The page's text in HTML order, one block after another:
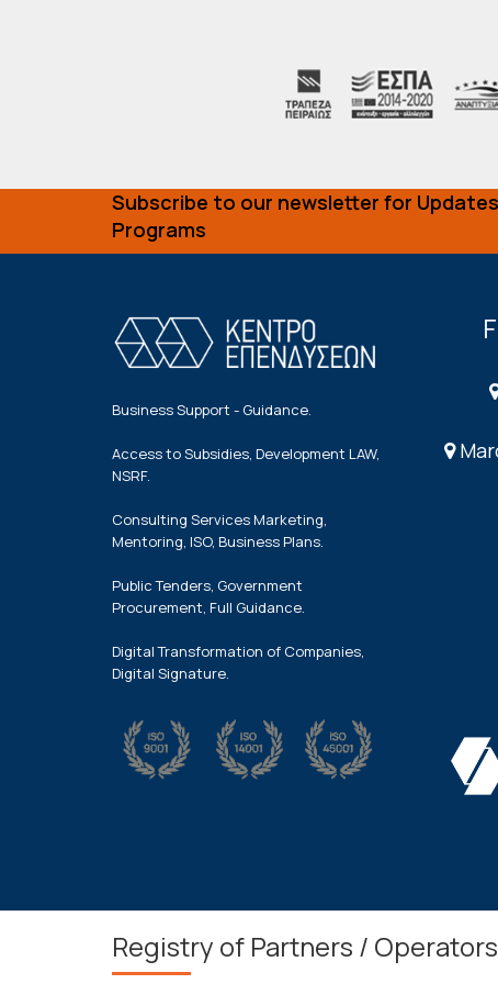
Subscribe to our newsletter for
Programs
Business Support - Guidance.
Access to Subsidies, Development LAW,
NSRF.
Consulting Services Marketing,
Mentoring, ISO, Business Plans.
Public Tenders, Government
Procurement, Full Guidance.
Digital Transformation of Companies,
Digital Signature.
Registry of Partners / Operators